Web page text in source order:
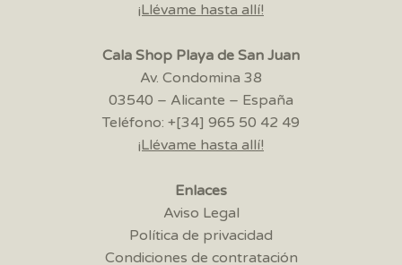
¡Llévame hasta allí!
Cala Shop Playa de San Juan
Av. Condomina 38
03540 – Alicante – España
Teléfono: +[34] 965 50 42 49
¡Llévame hasta allí!
Enlaces
Aviso Legal
Política de privacidad
Condiciones de contratación